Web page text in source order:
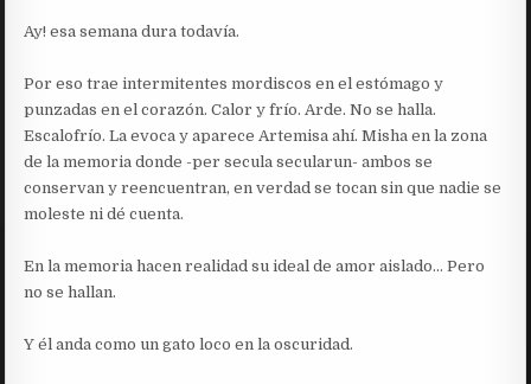
Ay! esa semana dura todavía.
Por eso trae intermitentes mordiscos en el estómago y
punzadas en el corazón. Calor y frío. Arde. No se halla.
Escalofrío. La evoca y aparece Artemisa ahí. Misha en la zona
de la memoria donde -per secula secularun- ambos se
conservan y reencuentran, en verdad se tocan sin que nadie se
moleste ni dé cuenta.
En la memoria hacen realidad su ideal de amor aislado… Pero
no se hallan.
Y él anda como un gato loco en la oscuridad.